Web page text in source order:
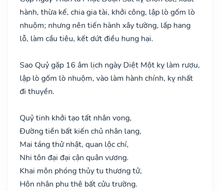
hành, thừa kế, chia gia tài, khởi công, lập lò gốm lò
nhuộm; nhưng nên tiến hành xây tường, lấp hang
lỗ, làm cầu tiêu, kết dứt điều hung hại.
Sao Quỷ gặp 16 âm lịch ngày Diệt Một kỵ làm rượu,
lập lò gốm lò nhuộm, vào làm hành chính, kỵ nhất
đi thuyền.
Quỷ tinh khởi tạo tất nhân vong,
Đường tiền bất kiến chủ nhân lang,
Mai táng thử nhật, quan lộc chí,
Nhi tôn đại đại cận quân vương.
Khai môn phóng thủy tu thương tử,
Hôn nhân phu thê bất cửu trường.